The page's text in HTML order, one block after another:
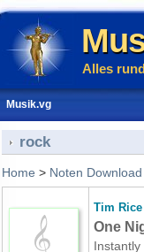
Alles
Musik.vg
rock
Home > Noten Download
Tim Rice
One